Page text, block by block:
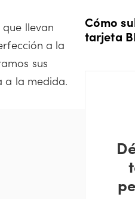
llevan
a la
sus
a la medida.
Cómo
tarjeta